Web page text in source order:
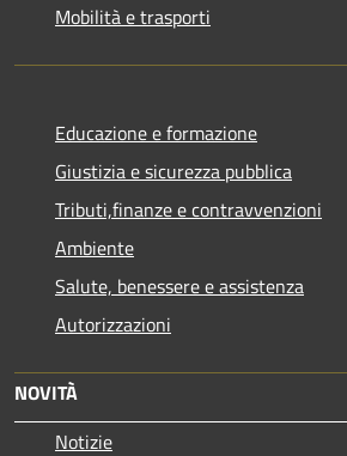
Mobilità e trasporti
Educazione e formazione
Giustizia e sicurezza pubblica
Tributi,finanze e contravvenzioni
Ambiente
Salute, benessere e assistenza
Autorizzazioni
NOVITÀ
Notizie